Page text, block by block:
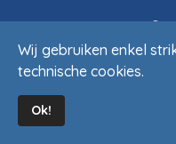
©
Wij gebruiken enkel
technische cookies.
Ok!